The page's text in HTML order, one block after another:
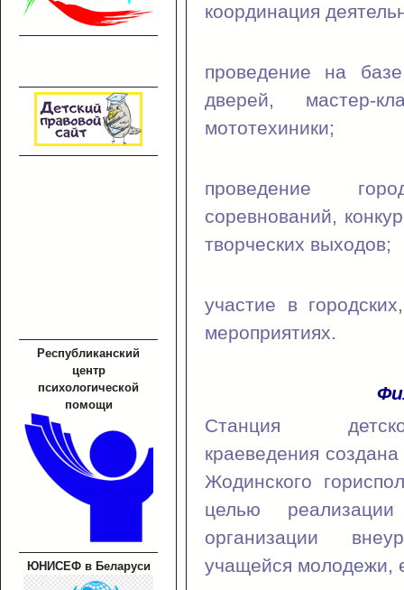
Республиканский
центр
психологической
помощи
ЮНИСЕФ в Беларуси
координация
проведение на
дверей, мастер-
мототехиники;
проведение
соревнований,
творческих выходов;
участие в
мероприятиях.
Станция
краеведения
Жодинского
целью реализации
организации
учащейся молодежи,